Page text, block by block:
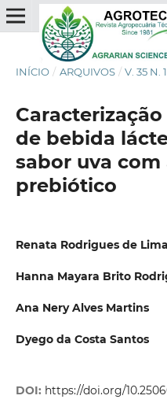
INÍCIO / ARQUIVOS / V. 35 N.
de bebida
sabor uva com
prebiótico
Renata Rodrigues de
Hanna Mayara Brito
Ana Nery Alves Martins
Dyego da Costa Santos
DOI: https://doi.org/